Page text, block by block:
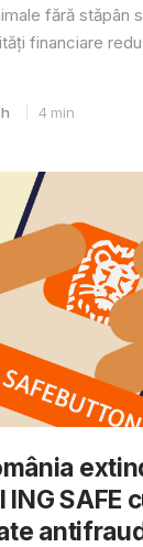
fără stăpân
financiare
4 min
SAFE